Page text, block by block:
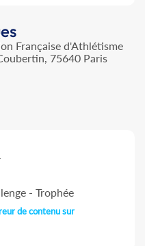
Française d'Athlétisme
75640 Paris
- Trophée
de contenu sur